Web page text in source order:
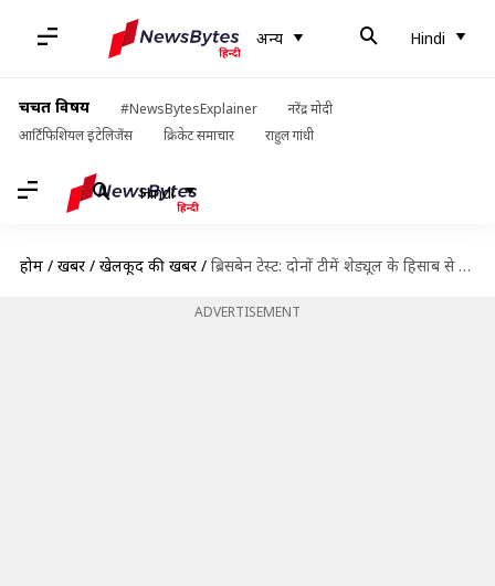
अन्य Hindi
चर्चित विषय #NewsBytesExplainer
नरेंद्र मोदी
आर्टिफिशियल इंटेलिजेंस
क्रिकेट समाचार राहुल गांधी
Hindi
होम / खबरें / खेलकूद की खबरें / ब्रिसबेन टेस्ट: दोनों टीमें शेड्यूल के हिसाब से खेलने को तैयार हैं- क्रिकेट ऑस्ट्रेलिया
ADVERTISEMENT